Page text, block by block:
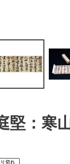
堅：寒
切れ